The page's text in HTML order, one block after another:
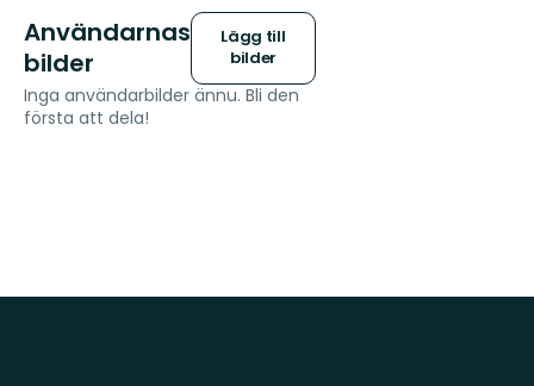
Användarnas
bilder
Lägg till
bilder
Inga användarbilder ännu. Bli den
första att dela!